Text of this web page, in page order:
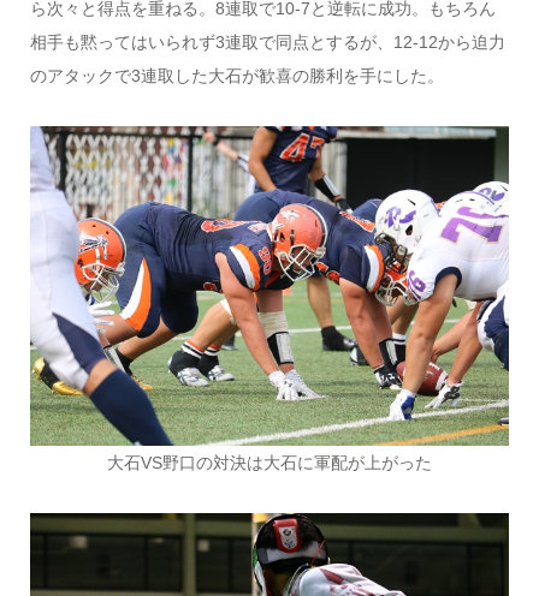
ら次々と得点を重ねる。8連取で10-7と逆転に成功。もちろん
相手も黙ってはいられず3連取で同点とするが、12-12から迫力
のアタックで3連取した大石が歓喜の勝利を手にした。
大石VS野口の対決は大石に軍配が上がった